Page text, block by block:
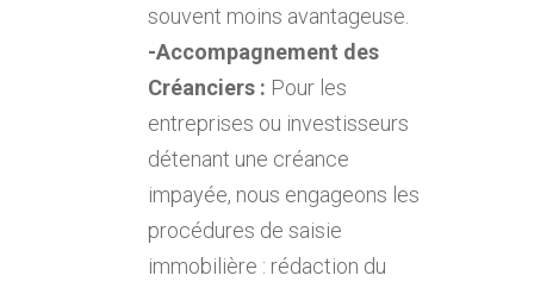
souvent moins avantageuse.
-Accompagnement des
Créanciers : Pour les
entreprises ou investisseurs
détenant une créance
impayée, nous engageons les
procédures de saisie
immobilière : rédaction du